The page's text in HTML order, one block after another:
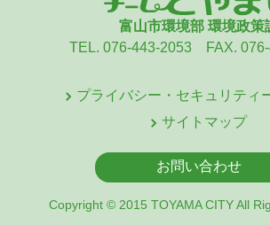
富山市環境部 環境政策
TEL. 076-443-2053 FAX.
プライバシー・セキュリティ
サイトマップ
お問い合わせ
Copyright © 2015 TOYAMA CITY All